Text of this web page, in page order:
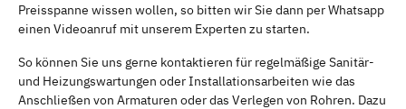
Preisspanne wissen wollen, so bitten wir Sie dann per Whatsapp
einen Videoanruf mit unserem Experten zu starten.
So können Sie uns gerne kontaktieren für regelmäßige Sanitär-
und Heizungswartungen oder Installationsarbeiten wie das
Anschließen von Armaturen oder das Verlegen von Rohren. Dazu